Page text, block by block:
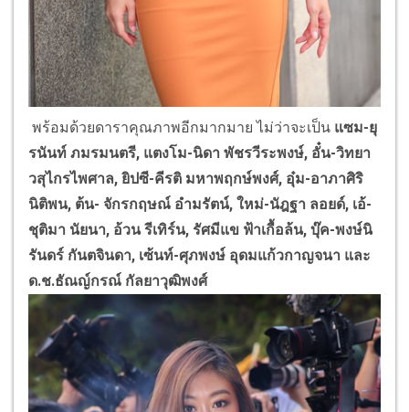
พร้อมด้วยดาราคุณภาพอีกมากมาย ไม่ว่าจะเป็น แซม-ยุ
รนันท์ ภมรมนตรี, แตงโม-นิดา พัชรวีระพงษ์, อั๋น-วิทยา
วสุไกรไพศาล, ยิปซี-คีรติ มหาพฤกษ์พงศ์, อุ๋ม-อาภาศิริ
นิติพน, ต้น- จักรกฤษณ์ อำมรัตน์, ใหม่-นัฎฐา ลอยด์, เอ้-
ชุติมา นัยนา, อ้วน รีเทิร์น, รัศมีแข ฟ้าเกื้อล้น, บุ๊ค-พงษ์นิ
รันดร์ กันตจินดา, เซ้นท์-ศุภพงษ์ อุดมแก้วกาญจนา และ
ด.ช.ธัณญ์กรณ์ กัลยาวุฒิพงศ์